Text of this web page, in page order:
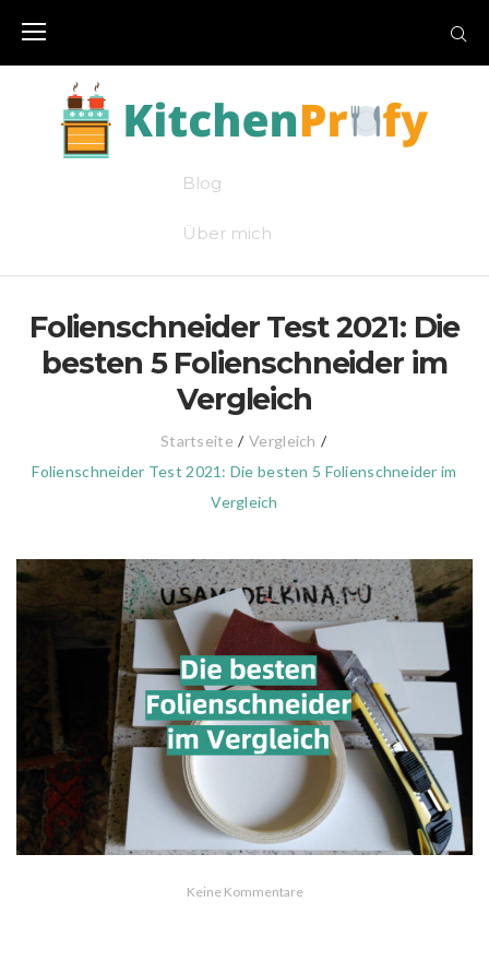
Blog
Über mich
Folienschneider Test 2021: Die
besten 5 Folienschneider im
Vergleich
Startseite / Vergleich /
Folienschneider Test 2021: Die besten 5 Folienschneider im
Vergleich
Keine Kommentare